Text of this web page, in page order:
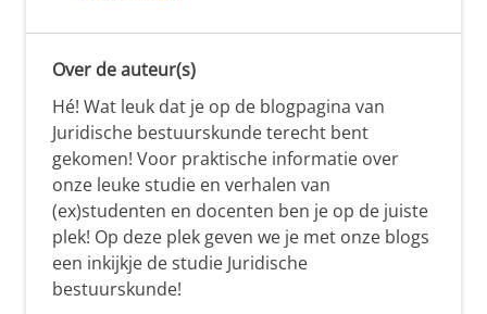
Over de auteur(s)
Hé! Wat leuk dat je op de blogpagina van
Juridische bestuurskunde terecht bent
gekomen! Voor praktische informatie over
onze leuke studie en verhalen van
(ex)studenten en docenten ben je op de juiste
plek! Op deze plek geven we je met onze blogs
een inkijkje de studie Juridische
bestuurskunde!